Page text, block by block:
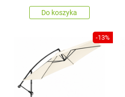
Do koszyka
-13%